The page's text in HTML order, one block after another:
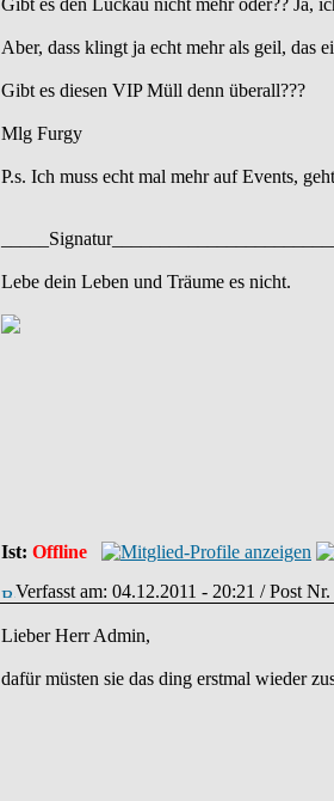
Gibt es den Luckau nicht mehr oder?? Ja,
Aber, dass klingt ja echt mehr als geil,
Gibt es diesen VIP Müll denn überall???
Mlg Furgy
P.s. Ich muss echt mal mehr auf Events,
Lebe dein Leben und Träume es nicht.
Ist: Offline
Verfasst am: 04.12.2011 - 20:21 / Post
Lieber Herr Admin,
dafür müsten sie das ding erstmal wieder